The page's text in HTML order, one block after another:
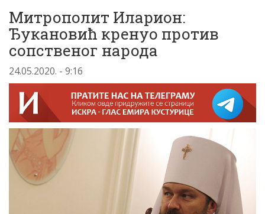
Митрополит Иларион:
Ђукановић кренуо против
сопственог народа
24.05.2020. - 9:16